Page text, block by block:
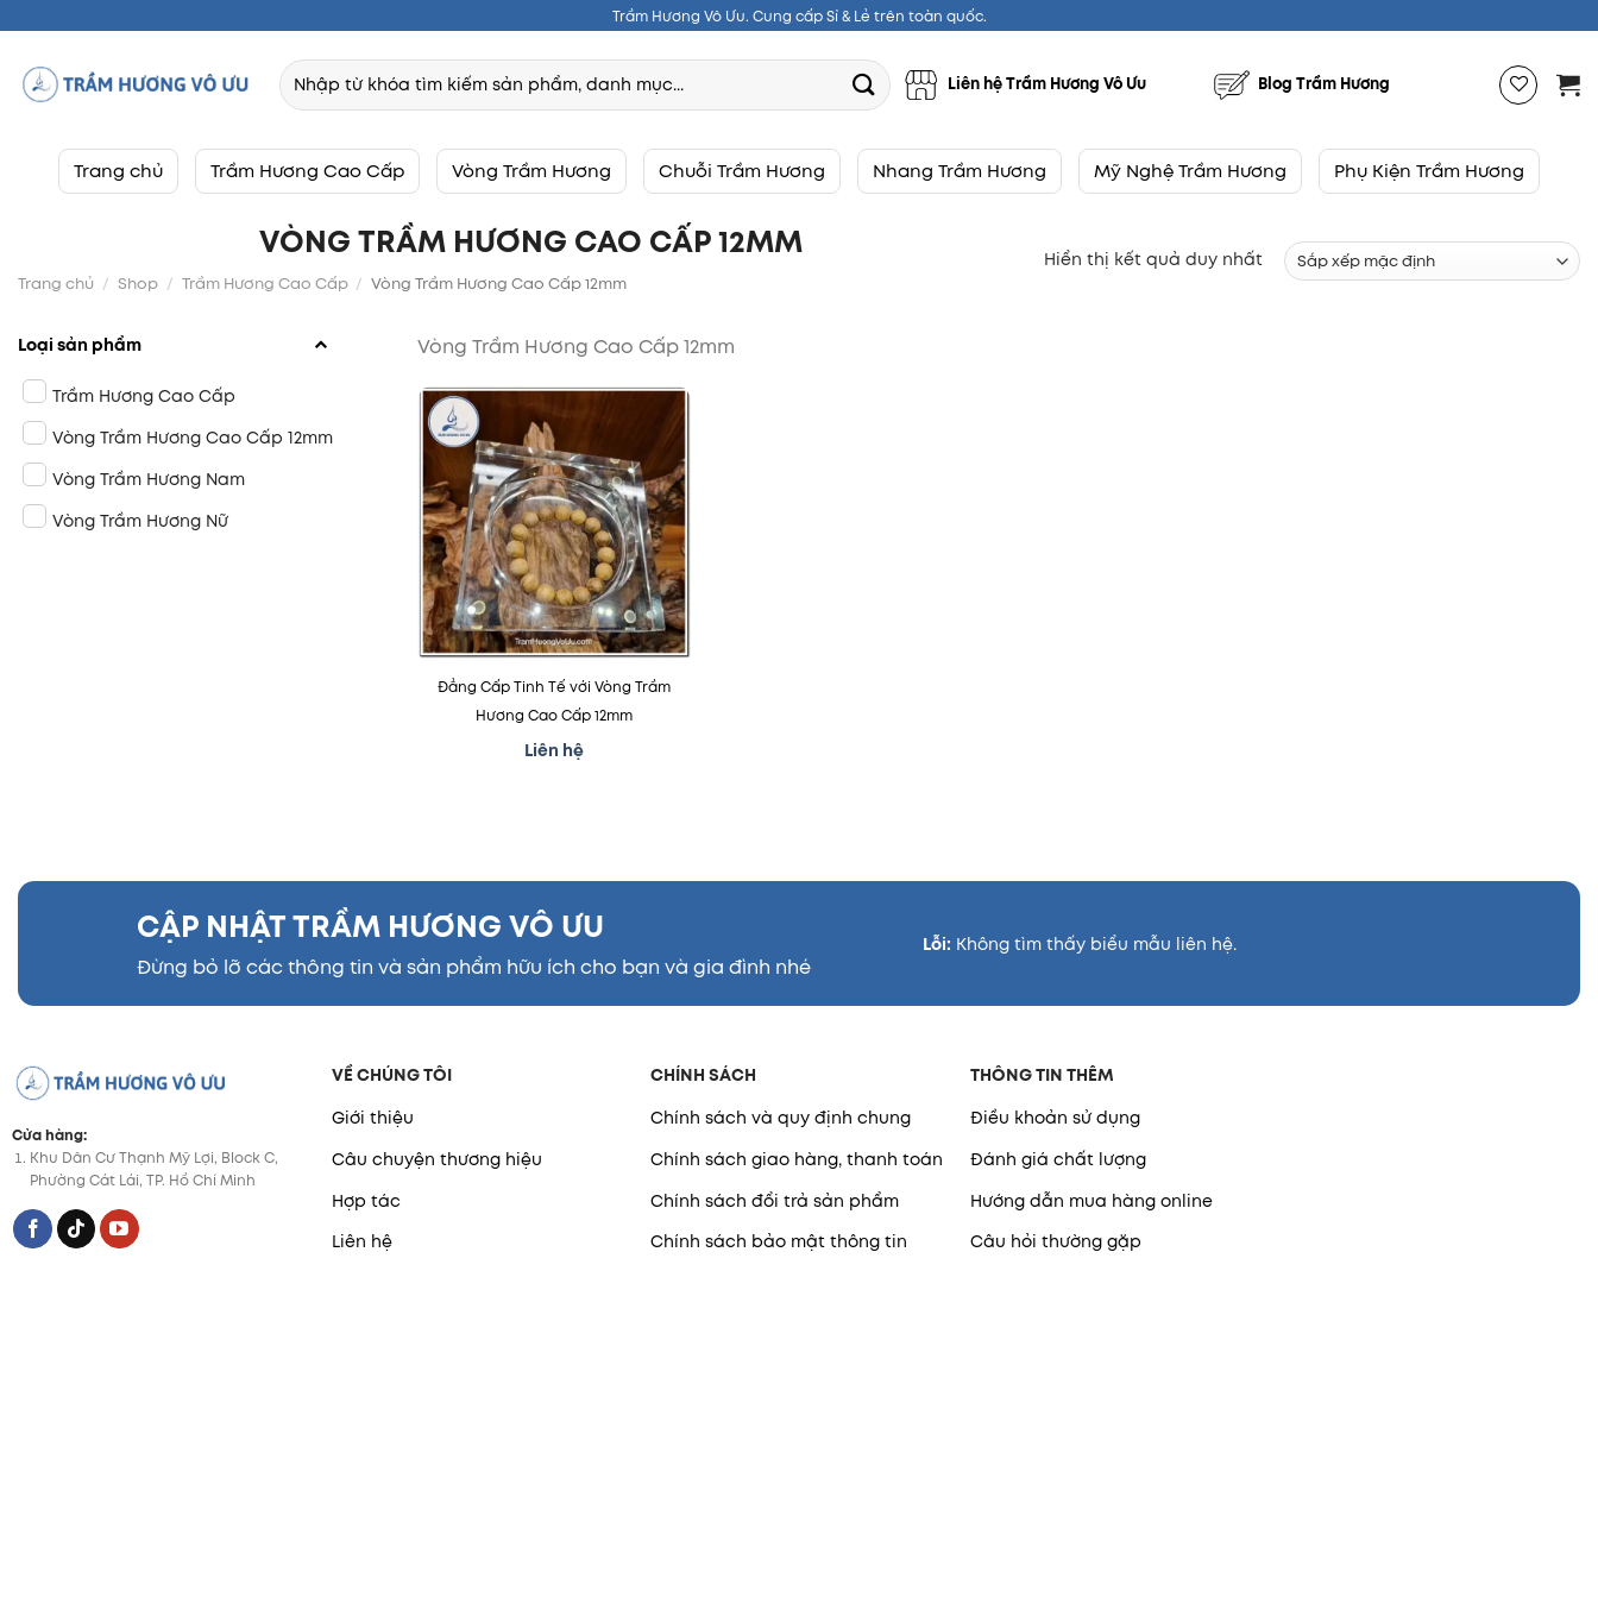
nội
dung
Trầm Hương Vô Ưu. Cung cấp Sỉ & Lẻ trên toàn quốc.
Tìm
kiếm:
Liên hệ Trầm Hương Vô Ưu Blog Trầm Hương
Trang chủ Trầm Hương Cao Cấp Vòng Trầm Hương Chuỗi Trầm Hương Nhang Trầm Hương Mỹ Nghệ Trầm Hương Phụ Kiện Trầm Hương
VÒNG TRẦM HƯƠNG CAO CẤP 12MM
Trang chủ / Shop / Trầm Hương Cao Cấp / Vòng Trầm Hương Cao Cấp 12mm
Hiển thị kết quả duy nhất
Loại sản phẩm
Trầm Hương Cao Cấp
Vòng Trầm Hương Cao Cấp 12mm
Vòng Trầm Hương Nam
Vòng Trầm Hương Nữ
Vòng Trầm Hương Cao Cấp 12mm
Thêm
vào
mục
yêu
thích
Đẳng Cấp Tinh Tế với Vòng Trầm
Hương Cao Cấp 12mm
Liên hệ
CẬP NHẬT TRẦM HƯƠNG VÔ ƯU
Đừng bỏ lỡ các thông tin và sản phẩm hữu ích cho bạn và gia đình nhé
Lỗi: Không tìm thấy biểu mẫu liên hệ.
Cửa hàng:
Khu Dân Cư Thạnh Mỹ Lợi, Block C,
Phường Cát Lái, TP. Hồ Chí Minh
VỀ CHÚNG TÔI
Giới thiệu
Câu chuyện thương hiệu
Hợp tác
Liên hệ
CHÍNH SÁCH
Chính sách và quy định chung
Chính sách giao hàng, thanh toán
Chính sách đổi trả sản phẩm
Chính sách bảo mật thông tin
THÔNG TIN THÊM
Điều khoản sử dụng
Đánh giá chất lượng
Hướng dẫn mua hàng online
Câu hỏi thường gặp